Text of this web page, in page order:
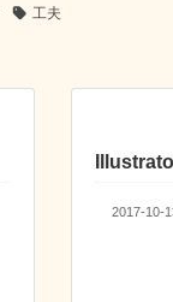
工夫
2017-10-